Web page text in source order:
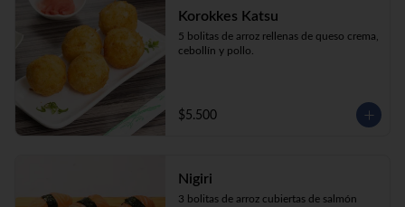
Korokkes Katsu
5 bolitas de arroz rellenas de queso crema,
cebollín y pollo.
$5.500
Nigiri
3 bolitas de arroz cubiertas de salmón